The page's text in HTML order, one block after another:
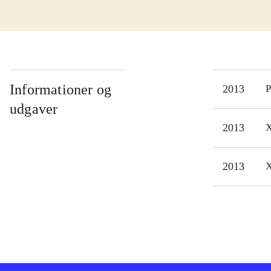
og
Informationer og
udgaver
2013
2013
2013